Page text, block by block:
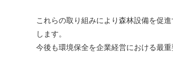
これらの取り組みにより森林設備を促
します。
今後も環境保全を企業経営における最